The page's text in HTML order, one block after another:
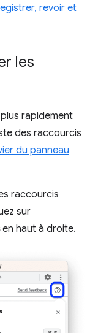
revoir et
les
rapidement
des raccourcis
du panneau
raccourcis
sur
en haut à droite.